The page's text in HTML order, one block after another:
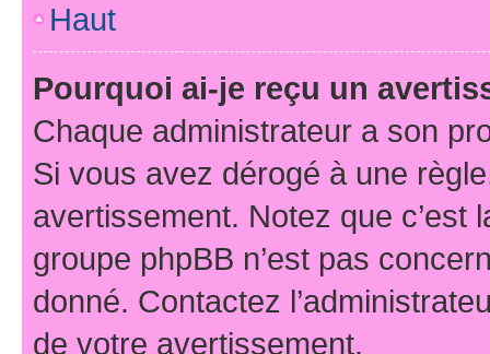
Haut
Pourquoi ai-je reçu un
Chaque administrateur a son
Si vous avez dérogé à une
avertissement. Notez que c’est
groupe phpBB n’est pas
donné. Contactez
de votre avertissement.